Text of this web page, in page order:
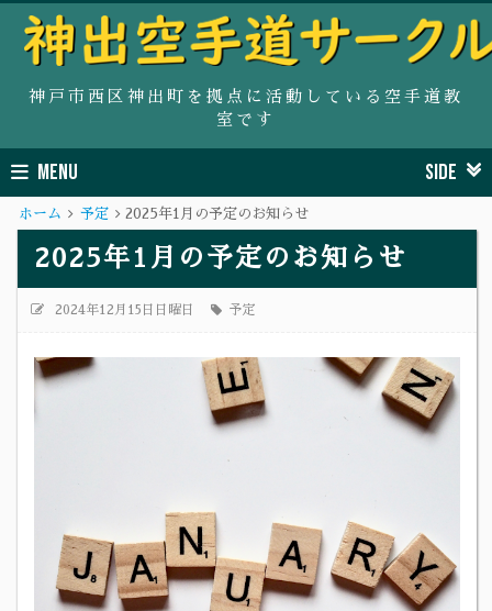
神戸市西区神出町を拠点に活動している空手道教
室です
MENU SIDE
ホーム 予定 2025年1月の予定のお知らせ
2025年1月の予定のお知らせ
2024年12月15日日曜日 予定